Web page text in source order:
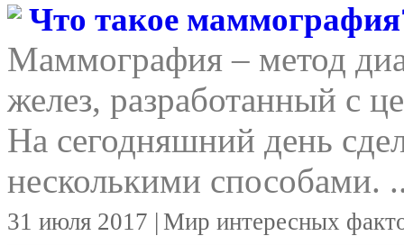
Что такое
Маммография – метод
желез, разработанный с
На сегодняшний день
несколькими способами.
31 июля 2017 | Мир интересных